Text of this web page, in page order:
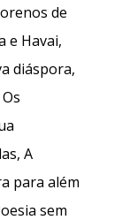
de
e Havai,
diáspora,
A
para além
sem